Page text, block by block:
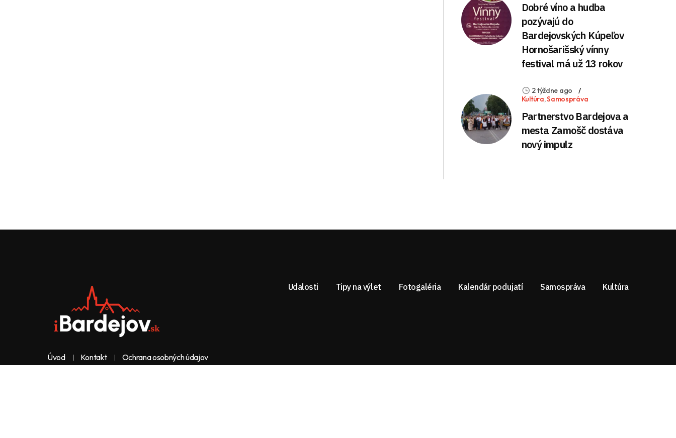
Dobré víno a hudba
pozývajú do
Bardejovských Kúpeľov
Hornošarišský vínny
festival má už 13 rokov
2 týždne ago
Kultúra,Samospráva
Partnerstvo Bardejova a
mesta Zamošč dostáva
nový impulz
Úvod Kontakt Ochrana osobných údajov
Udalosti Tipy na výlet Fotogaléria Kalendár podujatí Samospráva Kultúra